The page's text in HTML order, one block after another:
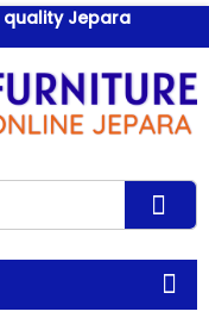
quality Jepara